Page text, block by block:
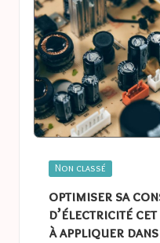
Posted
Non classé
optimiser sa
d’électricité cet
à appliquer